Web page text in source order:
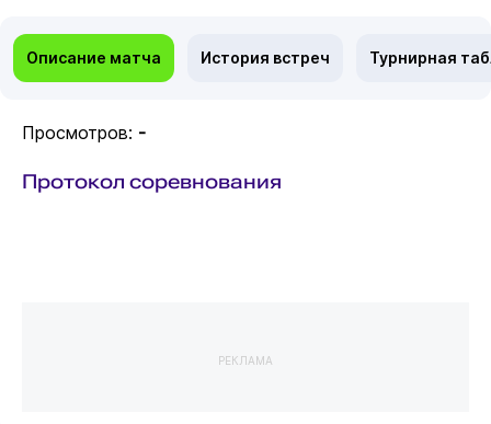
Описание матча История встреч Турнирная
Просмотров: -
Протокол соревнования
РЕКЛАМА